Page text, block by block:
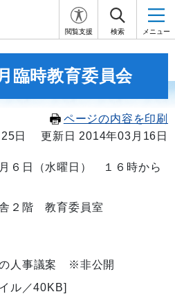
閲覧支援 検索 メニュー
臨時教育委員会
ページの内容を印刷
日
更新日 2014年03月16日
６日（水曜日） １６時から
２階 教育委員室
事議案 ※非公開
ル／40KB]